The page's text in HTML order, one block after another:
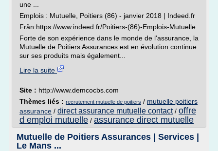
une ...
Emplois : Mutuelle, Poitiers (86) - janvier 2018 | Indeed.fr
Från:https://www.indeed.fr/Poitiers-(86)-Emplois-Mutuelle
Forte de son expérience dans le monde de l'assurance, la
Mutuelle de Poitiers Assurances est en évolution continue
sur ses produits mais également...
Lire la suite
Site : http://www.demcocbs.com
Thèmes liés : recrutement mutuelle de poitiers / mutuelle poitiers
assurance / direct assurance mutuelle contact/ offre
d emploi mutuelle / assurance direct mutuelle
Mutuelle de Poitiers Assurances | Services |
Le Mans ...